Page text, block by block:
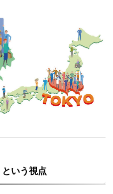
いう視点